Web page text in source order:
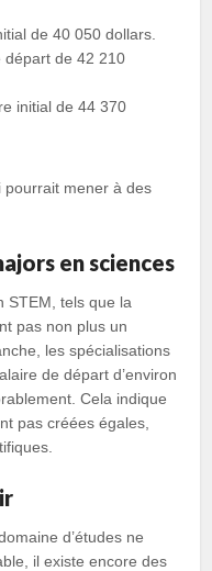
de 40 050 dollars.
départ de 42 210
initial de 44 370
pourrait mener à des
en sciences
STEM, tels que la
pas non plus un
les spécialisations
de départ d’environ
Cela indique
pas créées égales,
d’études ne
il existe encore des